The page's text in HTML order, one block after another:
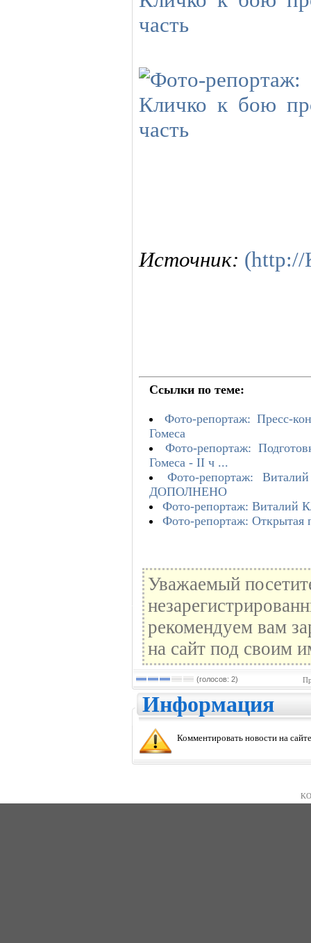
Источник: (http://
Ссылки по теме:
Фото-репортаж: Пресс-
Гомеса
Фото-репортаж:
Гомеса - II ч ...
Фото-репортаж:
ДОПОЛНЕНО
Фото-репортаж: Виталий
Фото-репортаж: Открытая
Уважаемый
рекомендуем вам
на сайт под своим
(голосов: 2)
Информация
Комментировать новости на